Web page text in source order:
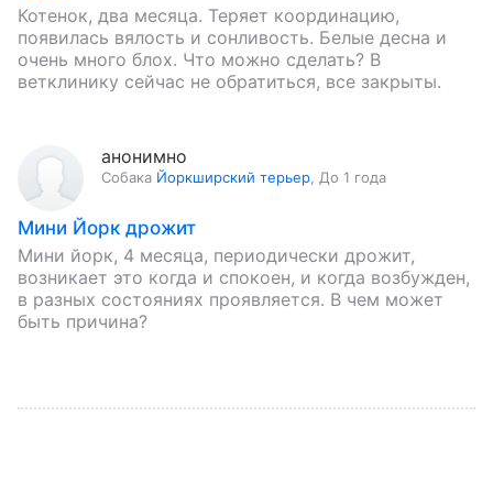
Котенок, два месяца. Теряет координацию,
появилась вялость и сонливость. Белые десна и
очень много блох. Что можно сделать? В
ветклинику сейчас не обратиться, все закрыты.
анонимно
Собака Йоркширский терьер До 1 года
Мини Йорк дрожит
Мини йорк, 4 месяца, периодически дрожит,
возникает это когда и спокоен, и когда возбужден,
в разных состояниях проявляется. В чем может
быть причина?